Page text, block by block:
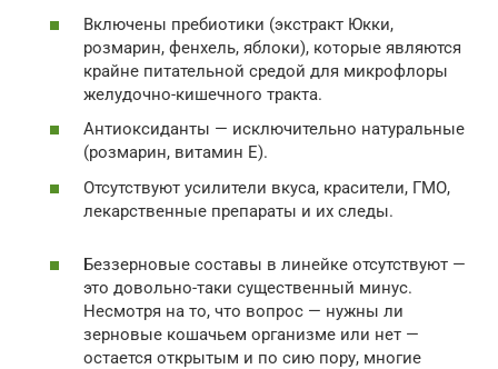
Включены пребиотики (экстракт Юкки,
розмарин, фенхель, яблоки), которые являются
крайне питательной средой для микрофлоры
желудочно-кишечного тракта.
Антиоксиданты — исключительно натуральные
(розмарин, витамин Е).
Отсутствуют усилители вкуса, красители, ГМО,
лекарственные препараты и их следы.
Беззерновые составы в линейке отсутствуют —
это довольно-таки существенный минус.
Несмотря на то, что вопрос — нужны ли
зерновые кошачьем организме или нет —
остается открытым и по сию пору, многие